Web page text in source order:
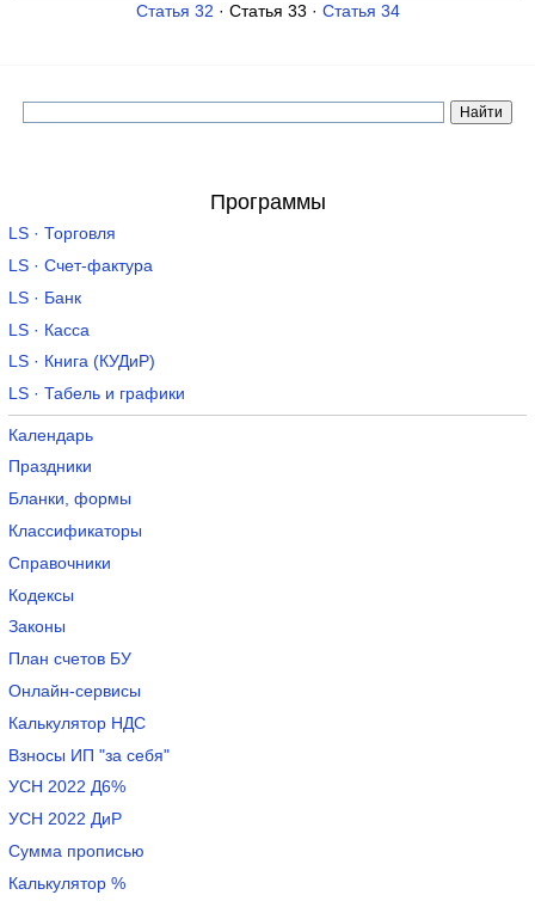
Статья 32 · Статья 33 · Статья 34
Программы
LS · Торговля
LS · Счет-фактура
LS · Банк
LS · Касса
LS · Книга (КУДиР)
LS · Табель и графики
Календарь
Праздники
Бланки, формы
Классификаторы
Справочники
Кодексы
Законы
План счетов БУ
Онлайн-сервисы
Калькулятор НДС
Взносы ИП "за себя"
УСН 2022 Д6%
УСН 2022 ДиР
Сумма прописью
Калькулятор %